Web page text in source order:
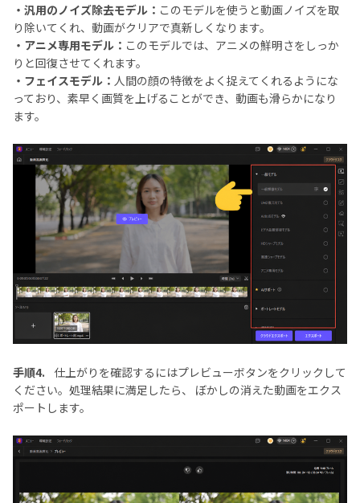
・汎用のノイズ除去モデル： このモデルを使うと動画ノイズを取
り除いてくれ、動画がクリアで真新しくなります。
・アニメ専用モデル： このモデルでは、アニメの鮮明さをしっか
りと回復させてくれます。
・フェイスモデル： 人間の顔の特徴をよく捉えてくれるようにな
っており、素早く画質を上げることができ、動画も滑らかになり
ます。
手順4.
仕上がりを確認するにはプレビューボタンをクリックして
ください。処理結果に満足したら、 ぼかしの消えた動画をエクス
ポートします。